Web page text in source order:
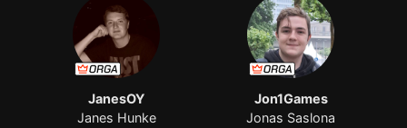
JanesOY
Janes Hunke
Jon1Games
Jonas Saslona